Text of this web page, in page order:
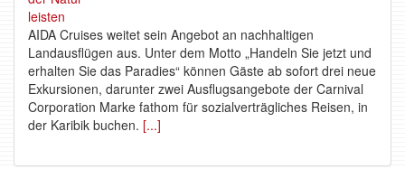
AIDA Cruises weitet sein Angebot an nachhaltigen
Landausflügen aus. Unter dem Motto „Handeln Sie jetzt und
erhalten Sie das Paradies“ können Gäste ab sofort drei neue
Exkursionen, darunter zwei Ausflugsangebote der Carnival
Corporation Marke fathom für sozialverträgliches Reisen, in
der Karibik buchen. [...]